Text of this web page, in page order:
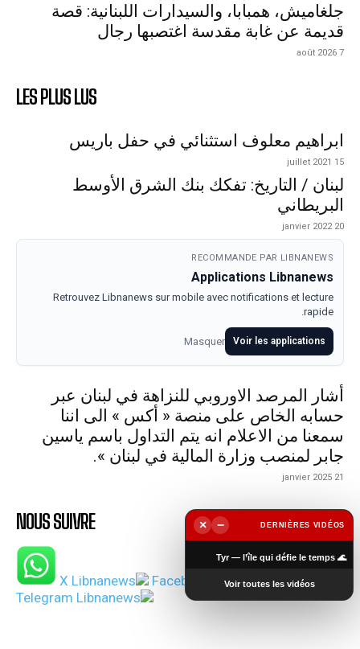
جلغاميش، همبابا، والسيدارات اللبنانية: قصة
قديمة عن غابة مقدسة اغتصبها رجال
7 août 2026
LES PLUS LUS
ابراهيم معلوف استثنائي في حفل باريس
15 juillet 2021
لبنان / التاريخ: تفكك بنك الشرق الأوسط
البريطاني
20 janvier 2022
RECOMMANDE PAR LIBNANEWS
Applications Libnanews
Retrouvez Libnanews sur mobile avec notifications et lecture
rapide.
Voir les applications
Masquer
أشار المرصد الاوروبي للنزاهة في لبنان عبر
حسابه الخاص على منصة « أكس » الى اننا
سمعنا من الاعلام انه يتم التداول باسم ياسين
جابر لمنصب وزارة المالية في لبنان ».
21 janvier 2025
NOUS SUIVRE DERNIÈRES VIDÉOS
−
×
🌊 Tyr — l’île qui défie le temps
Voir toutes les vidéos